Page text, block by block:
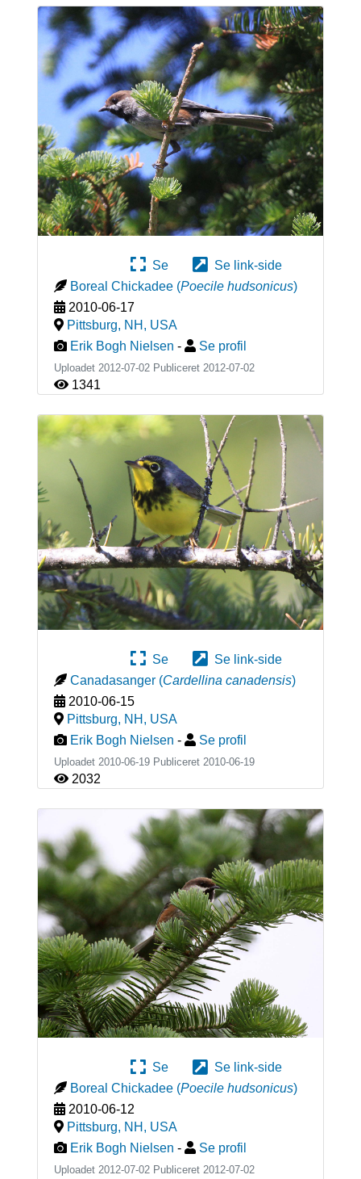
Se
Se link-side
Boreal Chickadee (Poecile hudsonicus)
2010-06-17
Pittsburg, NH , USA
Erik Bogh Nielsen - Se profil
Uploadet 2012-07-02 Publiceret 2012-07-02
1341
Se
Se link-side
Canadasanger (Cardellina canadensis)
2010-06-15
Pittsburg, NH , USA
Erik Bogh Nielsen - Se profil
Uploadet 2010-06-19 Publiceret 2010-06-19
2032
Se
Se link-side
Boreal Chickadee (Poecile hudsonicus)
2010-06-12
Pittsburg, NH , USA
Erik Bogh Nielsen - Se profil
Uploadet 2012-07-02 Publiceret 2012-07-02